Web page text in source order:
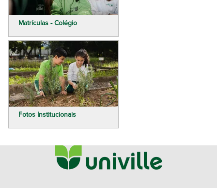
Matrículas - Colégio
Fotos Institucionais